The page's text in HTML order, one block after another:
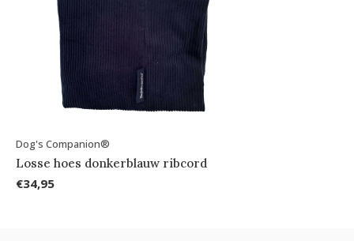
Dog's Companion®
Losse hoes donkerblauw ribcord
€34,95